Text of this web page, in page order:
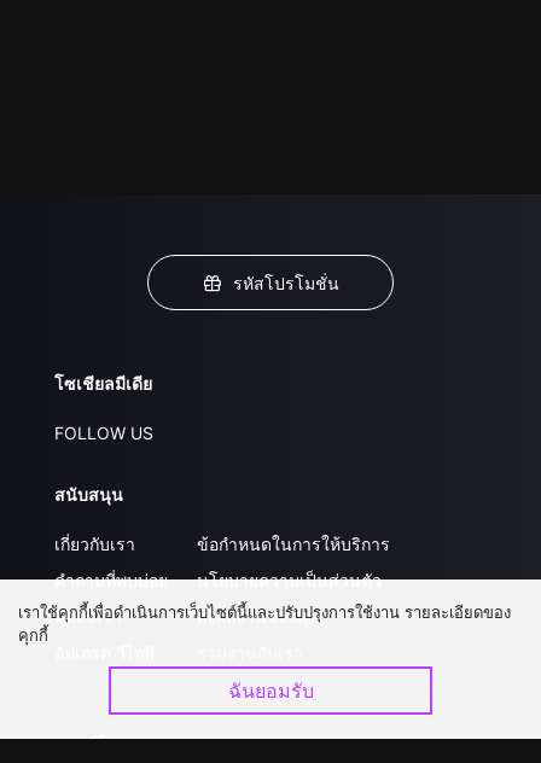
รหัสโปรโมชั่น
โซเชียลมีเดีย
FOLLOW US
สนับสนุน
เกี่ยวกับเรา
คำถามที่พบบ่อย
ติดต่อเรา
ข้อกำหนดในการให้บริการ
นโยบายความเป็นส่วนตัว
ส่งผลงานของคุณ
ดาวน์โหลดแอป
เราใช้คุกกี้เพื่อดำเนินการเว็บไซต์นี้และปรับปรุงการใช้งาน รายละเอียดของ
คุกกี้
ฉันยอมรับ